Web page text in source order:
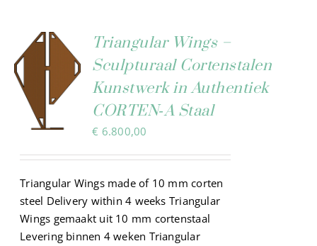
AAN
Triangular Wings –
Sculpturaal Cortenstalen
Kunstwerk in Authentiek
CORTEN‑A Staal
€ 6.800,00
Triangular Wings made of 10 mm corten
steel Delivery within 4 weeks Triangular
Wings gemaakt uit 10 mm cortenstaal
Levering binnen 4 weken Triangular